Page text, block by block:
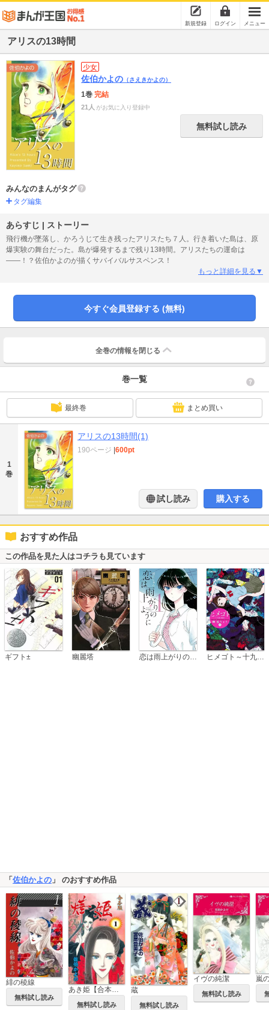
新規登録 ログイン メニュー
アリスの13時間
少女
佐伯かよの （さえきかよの）
1巻 完結
21人 がお気に入り登録中
無料試し読み
みんなのまんがタグ
タグ編集
あらすじ | ストーリー
飛行機が墜落し、かろうじて生き残ったアリスたち７人。行き着いた島は、原
爆実験の舞台だった。島が爆発するまで残り13時間。アリスたちの運命は
――！？佐伯かよのが描くサバイバルサスペンス！
もっと詳細を見る▼
今すぐ会員登録する (無料)
全巻の情報を 閉じる
巻一覧
最終巻 まとめ買い
1
巻
アリスの13時間(1)
190ページ 600pt
試し読み 購入する
おすすめ作品
この作品を見た人はコチラも見ています
ギフト± 幽麗塔 恋は雨上がりのように ヒメゴト～十九歳の制服～
「 佐伯かよの 」 のおすすめ作品
緋の稜線
無料試し読み
無料試し読み
蔵
無料試し読み
イヴの純潔
無料試し読み
嵐